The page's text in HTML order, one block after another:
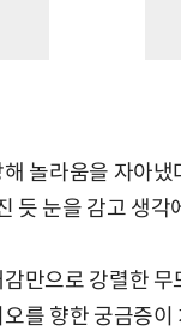
놀라움을 자아
듯 눈을 감고 생
만으로 강렬한
를 향한 궁금증이